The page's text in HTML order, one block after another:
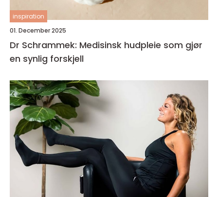
inspiration
01. December 2025
Dr Schrammek: Medisinsk hudpleie som gjør
en synlig forskjell